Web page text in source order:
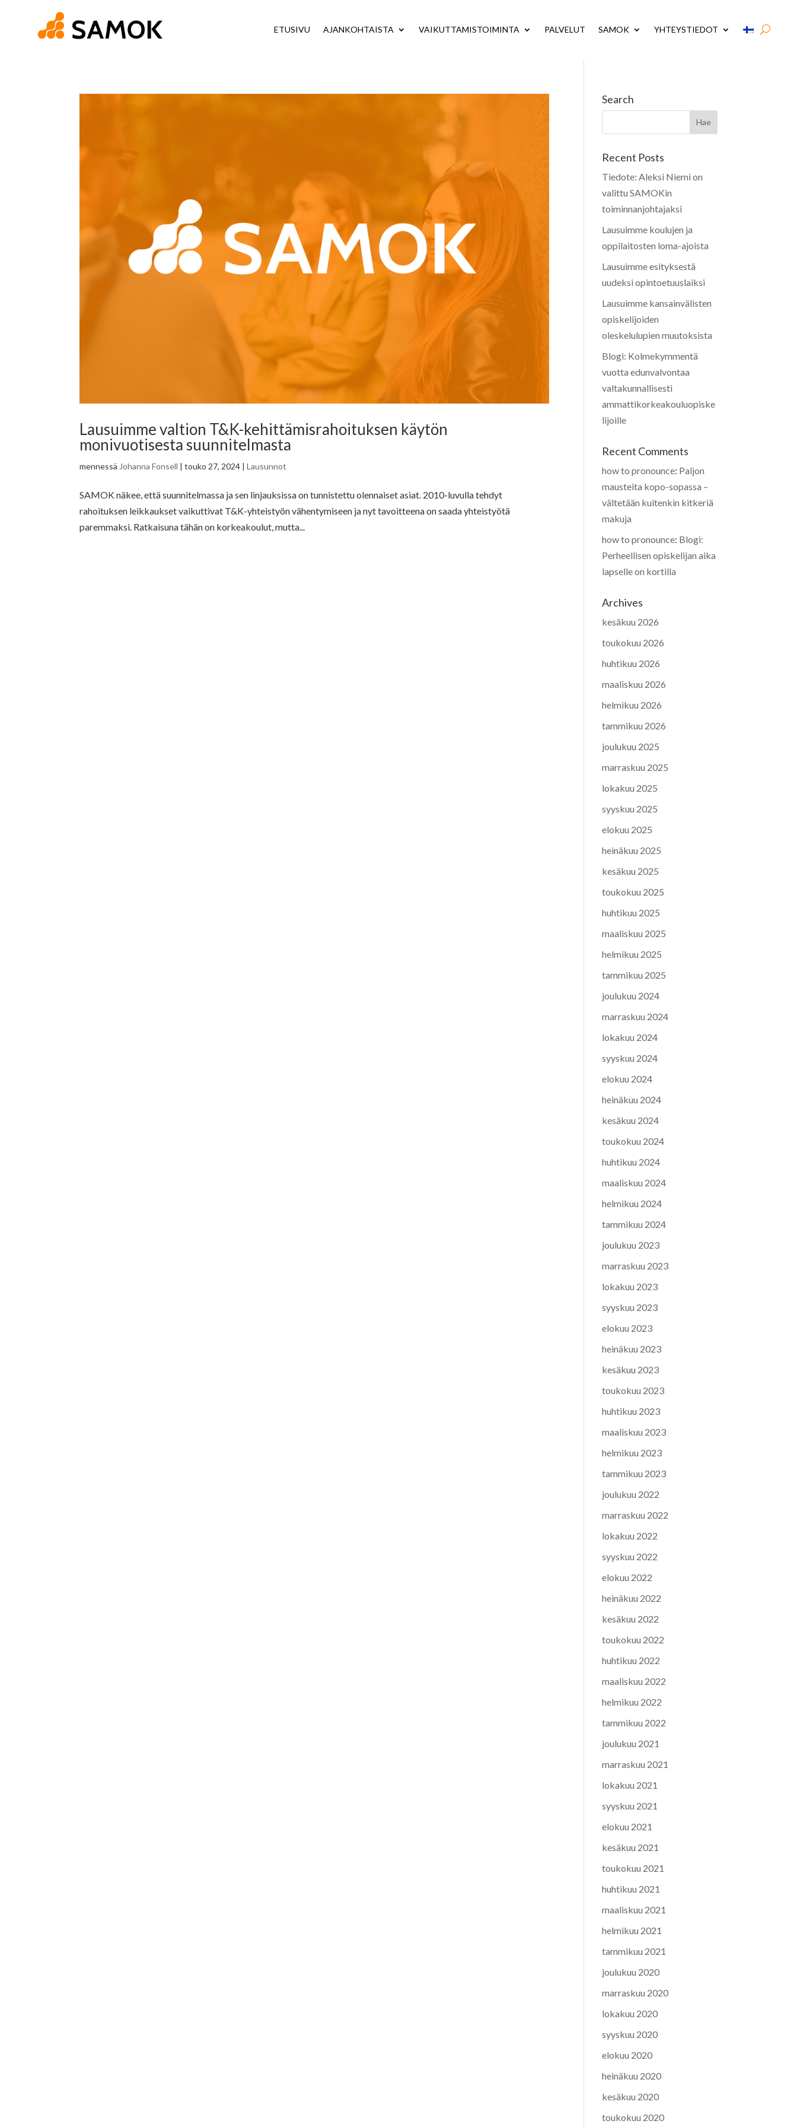
ETUSIVU AJANKOHTAISTA VAIKUTTAMISTOIMINTA PALVELUT SAMOK YHTEYSTIEDOT
Lausuimme valtion T&K-kehittämisrahoituksen käytön
monivuotisesta suunnitelmasta
mennessä Johanna Fonsell |touko 27, 2024 |Lausunnot
SAMOK näkee, että suunnitelmassa ja sen linjauksissa on tunnistettu olennaiset asiat. 2010-luvulla tehdyt
rahoituksen leikkaukset vaikuttivat T&K-yhteistyön vähentymiseen ja nyt tavoitteena on saada yhteistyötä
paremmaksi. Ratkaisuna tähän on korkeakoulut, mutta...
Search
Recent Posts
Tiedote: Aleksi Niemi on
valittu SAMOKin
toiminnanjohtajaksi
Lausuimme koulujen ja
oppilaitosten loma-ajoista
Lausuimme esityksestä
uudeksi opintoetuuslaiksi
Lausuimme kansainvälisten
opiskelijoiden
oleskelulupien muutoksista
Blogi: Kolmekymmentä
vuotta edunvalvontaa
valtakunnallisesti
ammattikorkeakouluopiske
lijoille
Recent Comments
how to pronounce: Paljon
mausteita kopo-sopassa –
vältetään kuitenkin kitkeriä
makuja
how to pronounce: Blogi:
Perheellisen opiskelijan aika
lapselle on kortilla
Archives
kesäkuu 2026
toukokuu 2026
huhtikuu 2026
maaliskuu 2026
helmikuu 2026
tammikuu 2026
joulukuu 2025
marraskuu 2025
lokakuu 2025
syyskuu 2025
elokuu 2025
heinäkuu 2025
kesäkuu 2025
toukokuu 2025
huhtikuu 2025
maaliskuu 2025
helmikuu 2025
tammikuu 2025
joulukuu 2024
marraskuu 2024
lokakuu 2024
syyskuu 2024
elokuu 2024
heinäkuu 2024
kesäkuu 2024
toukokuu 2024
huhtikuu 2024
maaliskuu 2024
helmikuu 2024
tammikuu 2024
joulukuu 2023
marraskuu 2023
lokakuu 2023
syyskuu 2023
elokuu 2023
heinäkuu 2023
kesäkuu 2023
toukokuu 2023
huhtikuu 2023
maaliskuu 2023
helmikuu 2023
tammikuu 2023
joulukuu 2022
marraskuu 2022
lokakuu 2022
syyskuu 2022
elokuu 2022
heinäkuu 2022
kesäkuu 2022
toukokuu 2022
huhtikuu 2022
maaliskuu 2022
helmikuu 2022
tammikuu 2022
joulukuu 2021
marraskuu 2021
lokakuu 2021
syyskuu 2021
elokuu 2021
kesäkuu 2021
toukokuu 2021
huhtikuu 2021
maaliskuu 2021
helmikuu 2021
tammikuu 2021
joulukuu 2020
marraskuu 2020
lokakuu 2020
syyskuu 2020
elokuu 2020
heinäkuu 2020
kesäkuu 2020
toukokuu 2020